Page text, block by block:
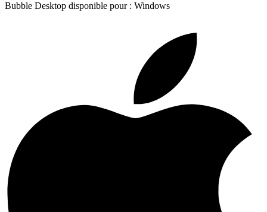
Bubble Desktop disponible pour : Windows